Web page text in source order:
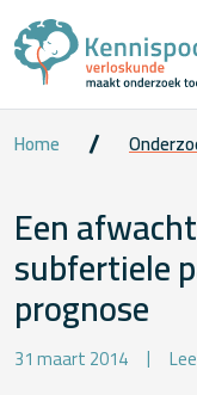
Home
Een
subfertiele
prognose
31 maart 2014